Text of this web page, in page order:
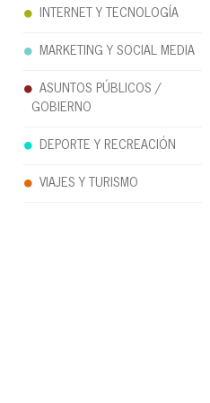
INTERNET Y TECNOLOGÍA
MARKETING Y SOCIAL MEDIA
ASUNTOS PÚBLICOS /
GOBIERNO
DEPORTE Y RECREACIÓN
VIAJES Y TURISMO